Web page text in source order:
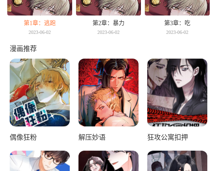
第1章：逃跑
2023-06-02
第2章：暴力
2023-06-02
第3章：吃
2023-06-02
漫画推荐
偶像狂粉 解压妙语 狂攻公寓扣押